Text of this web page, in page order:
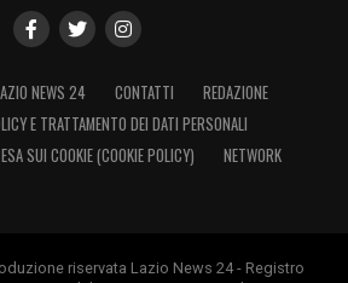
NEWS 24 CONTATTI
REDAZIONE
E TRATTAMENTO DEI DATI PERSONALI
SUI COOKIE (COOKIE POLICY)
NETWORK
riservata Lazio News 24 - Registro